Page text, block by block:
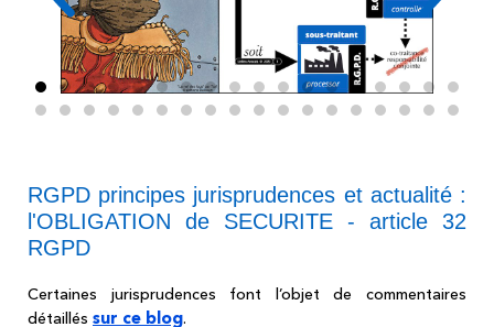
RGPD principes jurisprudences et actualité :
l'OBLIGATION de SECURITE - article 32
RGPD
Certaines jurisprudences font l’objet de commentaires
détaillés sur ce blog.